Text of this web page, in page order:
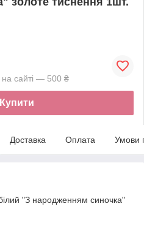
сайті — 500 ₴
Купити
Доставка Оплата Умови
"З народженням синочка"